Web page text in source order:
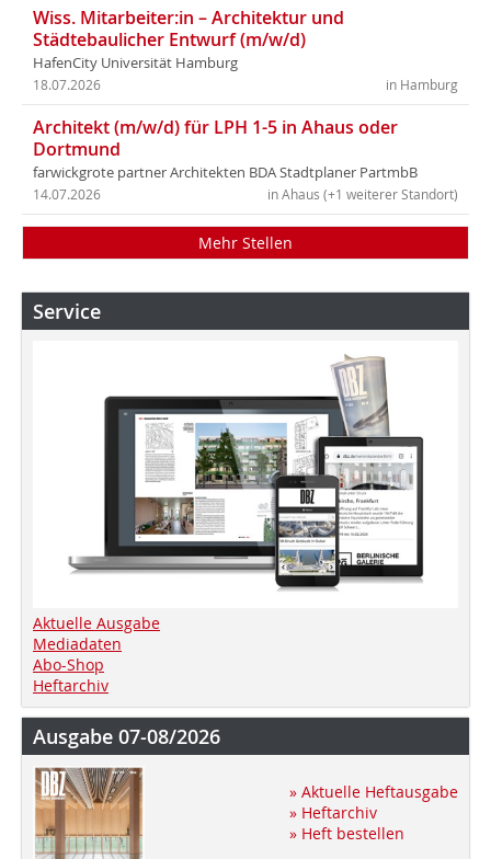
Wiss. Mitarbeiter:in – Architektur und
Städtebaulicher Entwurf (m/w/d)
HafenCity Universität Hamburg
in Hamburg
18.07.2026
Architekt (m/w/d) für LPH 1-5 in Ahaus oder
Dortmund
farwickgrote partner Architekten BDA Stadtplaner PartmbB
in Ahaus (+1 weiterer Standort)
14.07.2026
Mehr Stellen
Service
Aktuelle Ausgabe
Mediadaten
Abo-Shop
Heftarchiv
Ausgabe 07-08/2026
» Aktuelle Heftausgabe
» Heftarchiv
» Heft bestellen